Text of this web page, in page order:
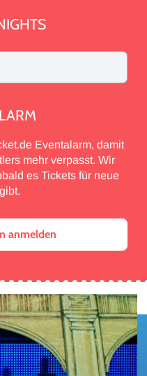
Eventalarm, damit
mehr verpasst. Wir
es Tickets für neue
anmelden